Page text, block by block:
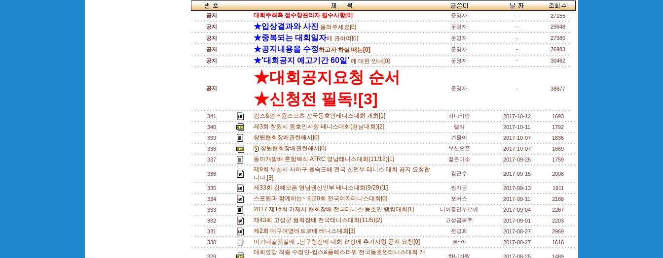
공지 대회주최측 접수창관리자 필수사항[0] 운영자 -
27155
공지
★입상결과와 사진 올려주세요[0] 운영자 -
29648
공지
★중복되는 대회일자에 관하여[0] 운영자 -
27380
공지
★공지내용을 수정하고자 하실 때는[0] 운영자 -
26983
공지
★'대회공지 예고기간 60일' 에 대한 안내[0] 운영자 - 30462
공지
★대회공지요청 순서
★신청전 필독![3]
운영자 - 38677
341 킴스&넘버원스포츠 전국동호인테니스대회 개최[1] 하니바람 2017-10-12
1693
340
제3회 창원시 동호인사랑 테니스대회(경남대회)[2] 랠리 2017-10-11
1792
339
창원협회장배관련해서[0] 겨울이 2017-10-07
1836
338
창원협회장배관련해서[0] 부산오픈 2017-10-07
1669
337
동아개발배 혼합복식 ATRC 영남테니스대회(11/18)[1] 젊은미소 2017-09-25 1759
336
제9회 부산시 사하구 을숙도배 전국 신인부 테니스 대회 공지 요청합
니다.[3]
김근수 2017-09-15 2008
335 제33회 김해오픈 영남권신인부 테니스대회(9/29)[1] 쌍기공 2017-09-13
1911
334
스포원과 함께하는~ 제20회 전국여자테니스대회[0] 포커스 2017-09-11
2188
333
2017 제16회 거제시 협회장배 전국테니스 동호인 랭킹대회[1] 니이름안부르께 2017-09-04
2267
332
제43회 고성군 협회장배 전국테니스대회(11/5)[2] 고성금복주 2017-09-01
2203
331
제2회 대구여명비트로배 테니스대회[3] 천명회 2017-08-27
2969
330
이기대갈맷길배 ..남구청장배 대회 요강에 추가사항 공지 요청[0] 호~야 2017-08-27 1616
329
대회요강 최종 수정안-킴스&플렉스파워 전국동호인테니스대회 개
하니바람 2017-08-25 1489